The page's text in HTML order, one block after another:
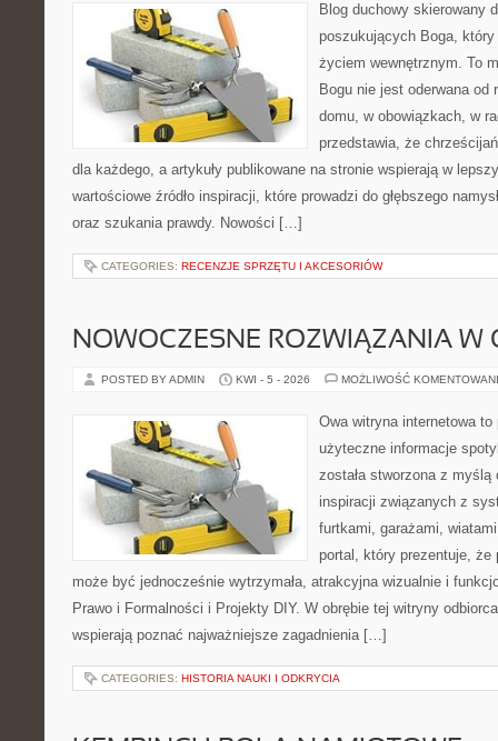
Blog duchowy skierowany
poszukujących Boga,
życiem wewnętrznym. To
Bogu nie jest oderwana
domu, w obowiązkach, w
przedstawia, że
dla każdego, a artykuły publikowane na stronie wspierają w
wartościowe źródło inspiracji, które prowadzi do głębszego
oraz szukania prawdy. Nowości […]
CATEGORIES: RECENZJE SPRZĘTU I AKCESORIÓW
NOWOCZESNE ROZWIĄZANIA W
POSTED BY ADMIN KWI - 5 - 2026 MOŻLIWOŚĆ
Owa witryna internetowa
użyteczne informacje
została stworzona z
inspiracji związanych z
furtkami, garażami,
portal, który prezentuje, że
może być jednocześnie wytrzymała, atrakcyjna wizualnie i
Prawo i Formalności i Projekty DIY. W obrębie tej witryny
wspierają poznać najważniejsze zagadnienia […]
CATEGORIES: HISTORIA NAUKI I ODKRYCIA